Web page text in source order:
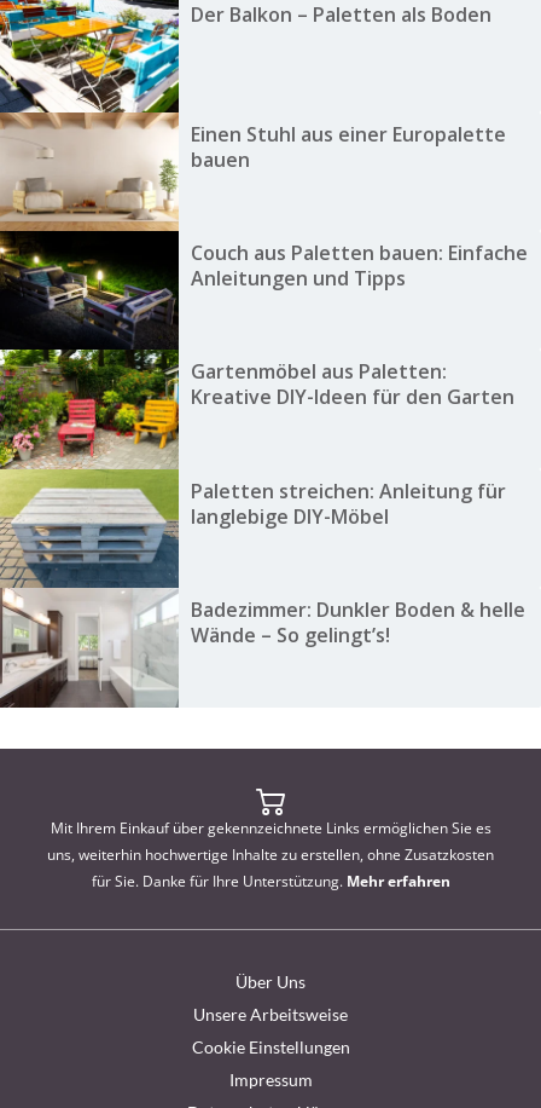
Der Balkon – Paletten als Boden
Einen Stuhl aus einer Europalette
bauen
Couch aus Paletten bauen: Einfache
Anleitungen und Tipps
Gartenmöbel aus Paletten:
Kreative DIY-Ideen für den Garten
Paletten streichen: Anleitung für
langlebige DIY-Möbel
Badezimmer: Dunkler Boden & helle
Wände – So gelingt’s!
Mit Ihrem Einkauf über gekennzeichnete Links ermöglichen Sie es
uns, weiterhin hochwertige Inhalte zu erstellen, ohne Zusatzkosten
für Sie. Danke für Ihre Unterstützung. Mehr erfahren
Über Uns
Unsere Arbeitsweise
Cookie Einstellungen
Impressum